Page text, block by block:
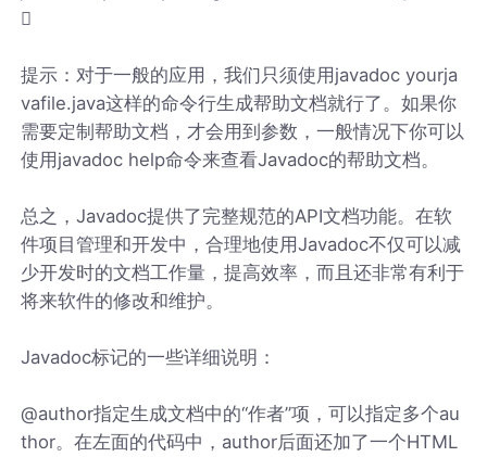

提示：对于一般的应用，我们只须使用javadoc yourja
vafile.java这样的命令行生成帮助文档就行了。如果你
需要定制帮助文档，才会用到参数，一般情况下你可以
使用javadoc help命令来查看Javadoc的帮助文档。
总之，Javadoc提供了完整规范的API文档功能。在软
件项目管理和开发中，合理地使用Javadoc不仅可以减
少开发时的文档工作量，提高效率，而且还非常有利于
将来软件的修改和维护。
Javadoc标记的一些详细说明：
@author指定生成文档中的“作者”项，可以指定多个au
thor。在左面的代码中，author后面还加了一个HTML